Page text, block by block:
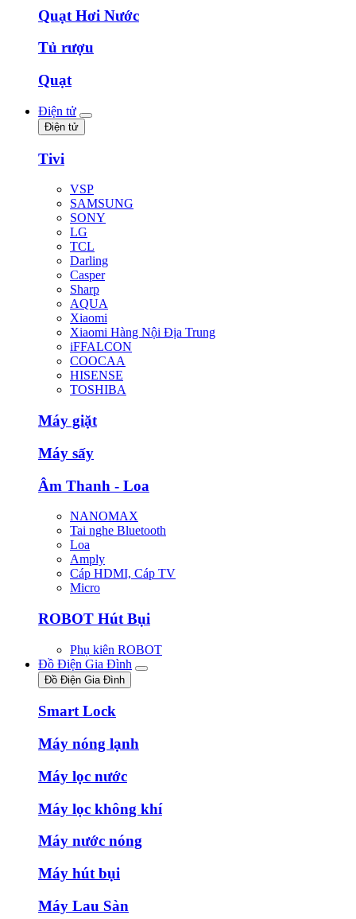
Quạt Hơi Nước
Tủ rượu
Quạt
Điện tử
Điện tử
Tivi
VSP
SAMSUNG
SONY
LG
TCL
Darling
Casper
Sharp
AQUA
Xiaomi
Xiaomi Hàng Nội Địa Trung
iFFALCON
COOCAA
HISENSE
TOSHIBA
Máy giặt
Máy sấy
Âm Thanh - Loa
NANOMAX
Tai nghe Bluetooth
Loa
Amply
Cáp HDMI, Cáp TV
Micro
ROBOT Hút Bụi
Phụ kiên ROBOT
Đồ Điện Gia Đình
Đồ Điện Gia Đình
Smart Lock
Máy nóng lạnh
Máy lọc nước
Máy lọc không khí
Máy nước nóng
Máy hút bụi
Máy Lau Sàn